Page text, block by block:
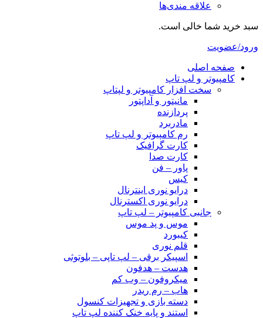
علاقه مندی‌ها
سبد خرید شما خالی است.
ورود/عضویت
صفحه اصلی
کامپیوتر و‌‌‌‌‌ لپ تاپ
سخت افزار کامپیوتر و لپتاپ
مانیتور و آداپتور
پردازنده
مادربرد
رم کامپیوتر و لپ تاپ
کارت گرافیک
کارت صدا
پاور – فن
کیس
درایو نوری اینترنال
درایو نوری اکسترنال
جانبی کامپیوتر – لپ تاپ
موس و پد موس
کیبورد
قلم نوری
اسپیکر برقی – لپ تاپی – بلوتوثی
هدست – هدفون
میکروفون – وب کم
هاب – رم ریدر
دسته بازی و تجهیزات کنسول
استند و پایه خنک کننده لپ تاپ